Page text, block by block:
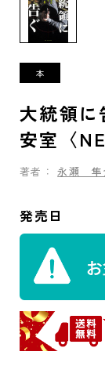
大統領
安室〈
著者： 永瀬 隼
発売日